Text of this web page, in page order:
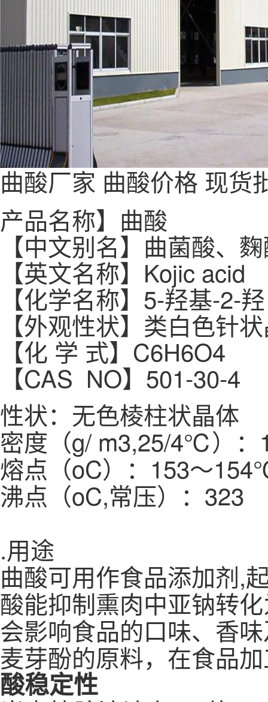
曲酸厂家 曲酸价格 现货
产品名称】曲酸
【中文别名】曲菌酸、
【英文名称】Kojic acid
【化学名称】5-羟基-2-
【外观性状】类白色针
【化 学 式】C6H6O4
【CAS NO】501-30-4
性状：无色棱柱状晶体
密度（g/ m3,25/4℃）：
熔点（oC）：153～
沸点（oC,常压）：323
.用途
曲酸可用作食品添加剂,
酸能抑制熏肉中亚钠转
会影响食品的口味、香
麦芽酚的原料，在食品
酸稳定性